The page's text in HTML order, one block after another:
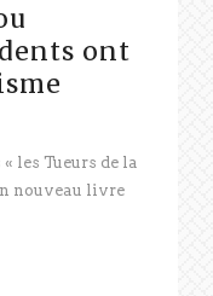
ont
les Tueurs de la
nouveau livre